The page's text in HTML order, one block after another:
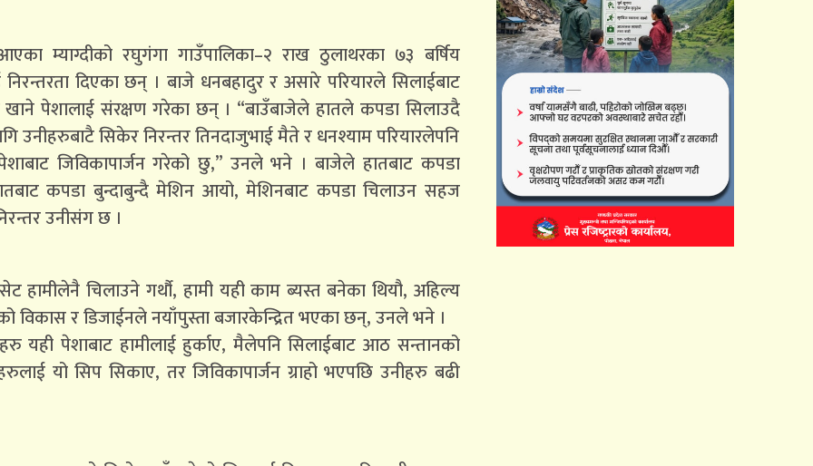
म्याग्दीको रघुगंगा गाउँपालिका–२ राख ठुलाथरका ७३ बर्षिय
दिएका छन् । बाजे धनबहादुर र असारे परियारले सिलाईबाट
पेशालाई संरक्षण गरेका छन् । “बाउँबाजेले हातले कपडा सिलाउदै
उनीहरुबाटै सिकेर निरन्तर तिनदाजुभाई मैते र धनश्याम परियारलेपनि
जिविकापार्जन गरेको छु,” उनले भने । बाजेले हातबाट कपडा
कपडा बुन्दाबुन्दै मेशिन आयो, मेशिनबाट कपडा चिलाउन सहज
उनीसंग छ ।
हामीलेनै चिलाउने गर्थौ, हामी यही काम ब्यस्त बनेका थियौ, अहिल्य
विकास र डिजाईनले नयाँपुस्ता बजारकेन्द्रित भएका छन्, उनले भने ।
यही पेशाबाट हामीलाई हुर्काए, मैलेपनि सिलाईबाट आठ सन्तानको
यो सिप सिकाए, तर जिविकापार्जन ग्राहो भएपछि उनीहरु बढी